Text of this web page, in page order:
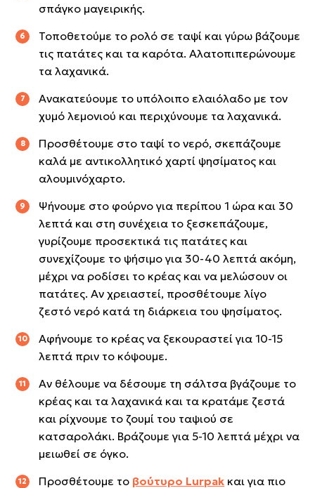
σπάγκο μαγειρικής.
Τοποθετούμε το ρολό σε ταψί και γύρω βάζουμε
τις πατάτες και τα καρότα. Αλατοπιπερώνουμε
τα λαχανικά.
Ανακατεύουμε το υπόλοιπο ελαιόλαδο με τον
χυμό λεμονιού και περιχύνουμε τα λαχανικά.
Προσθέτουμε στο ταψί το νερό, σκεπάζουμε
καλά με αντικολλητικό χαρτί ψησίματος και
αλουμινόχαρτο.
Ψήνουμε στο φούρνο για περίπου 1 ώρα και 30
λεπτά και στη συνέχεια το ξεσκεπάζουμε,
γυρίζουμε προσεκτικά τις πατάτες και
συνεχίζουμε το ψήσιμο για 30-40 λεπτά ακόμη,
μέχρι να ροδίσει το κρέας και να μελώσουν οι
πατάτες. Αν χρειαστεί, προσθέτουμε λίγο
ζεστό νερό κατά τη διάρκεια του ψησίματος.
Αφήνουμε το κρέας να ξεκουραστεί για 10-15
λεπτά πριν το κόψουμε.
Αν θέλουμε να δέσουμε τη σάλτσα βγάζουμε το
κρέας και τα λαχανικά και τα κρατάμε ζεστά
και ρίχνουμε το ζουμί του ταψιού σε
κατσαρολάκι. Βράζουμε για 5-10 λεπτά μέχρι να
μειωθεί σε όγκο.
Προσθέτουμε το βούτυρο Lurpak και για πιο